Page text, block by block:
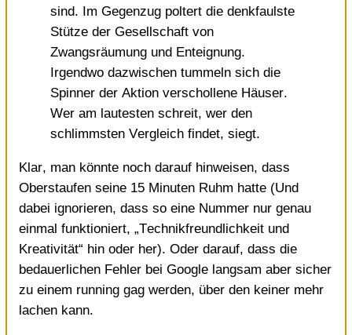
sind. Im Gegenzug poltert die denkfaulste
Stütze der Gesellschaft von
Zwangsräumung und Enteignung.
Irgendwo dazwischen tummeln sich die
Spinner der Aktion verschollene Häuser.
Wer am lautesten schreit, wer den
schlimmsten Vergleich findet, siegt.
Klar, man könnte noch darauf hinweisen, dass
Oberstaufen seine 15 Minuten Ruhm hatte (Und
dabei ignorieren, dass so eine Nummer nur genau
einmal funktioniert, „Technikfreundlichkeit und
Kreativität“ hin oder her). Oder darauf, dass die
bedauerlichen Fehler bei Google langsam aber sicher
zu einem running gag werden, über den keiner mehr
lachen kann.